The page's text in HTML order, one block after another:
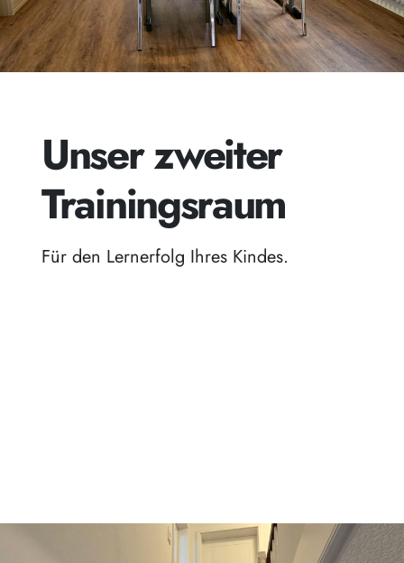
Unser zweiter
Trainingsraum
Für den Lernerfolg Ihres Kindes.